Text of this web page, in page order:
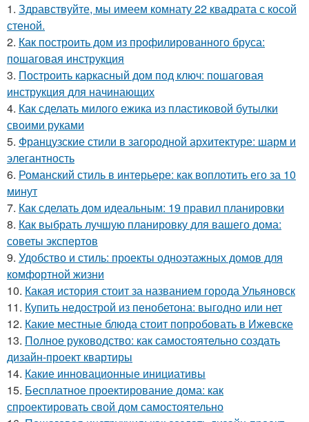
1. Здравствуйте, мы имеем комнату 22 квадрата с косой
стеной.
2. Как построить дом из профилированного бруса:
пошаговая инструкция
3. Построить каркасный дом под ключ: пошаговая
инструкция для начинающих
4. Как сделать милого ежика из пластиковой бутылки
своими руками
5. Французские стили в загородной архитектуре: шарм и
элегантность
6. Романский стиль в интерьере: как воплотить его за 10
минут
7. Как сделать дом идеальным: 19 правил планировки
8. Как выбрать лучшую планировку для вашего дома:
советы экспертов
9. Удобство и стиль: проекты одноэтажных домов для
комфортной жизни
10. Какая история стоит за названием города Ульяновск
11. Купить недострой из пенобетона: выгодно или нет
12. Какие местные блюда стоит попробовать в Ижевске
13. Полное руководство: как самостоятельно создать
дизайн-проект квартиры
14. Какие инновационные инициативы
15. Бесплатное проектирование дома: как
спроектировать свой дом самостоятельно